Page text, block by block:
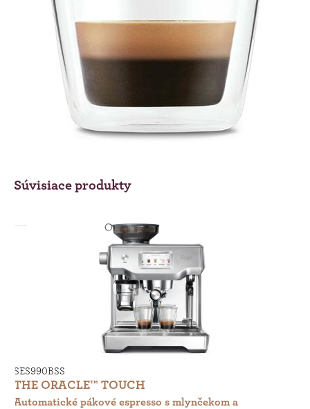
Súvisiace produkty
SES990BSS
THE ORACLE™ TOUCH
Automatické pákové espresso s mlynčekom a